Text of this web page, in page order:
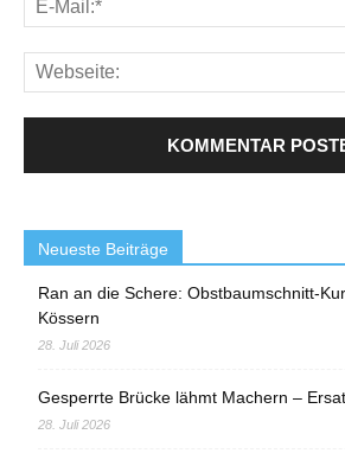
Neueste Beiträge
Ran an die Schere: Obstbaumschnitt-
Kössern
28. Juli 2026
Gesperrte Brücke lähmt Machern –
28. Juli 2026